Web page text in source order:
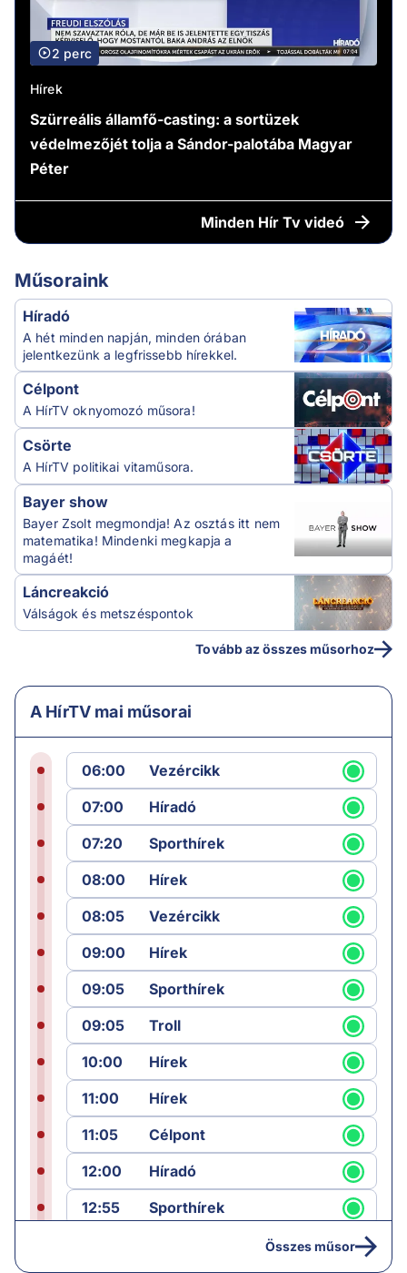
2 perc
Hírek
Szürreális államfő-casting: a sortüzek
védelmezőjét tolja a Sándor-palotába Magyar
Péter
Minden Hír Tv videó
Műsoraink
Híradó
A hét minden napján, minden órában
jelentkezünk a legfrissebb hírekkel.
Célpont
A HírTV oknyomozó műsora!
Csörte
A HírTV politikai vitaműsora.
Bayer show
Bayer Zsolt megmondja! Az osztás itt nem
matematika! Mindenki megkapja a
magáét!
Láncreakció
Válságok és metszéspontok
Tovább az összes műsorhoz
A HírTV mai műsorai
06:00
Vezércikk
07:00
Híradó
07:20
Sporthírek
08:00
Hírek
08:05
Vezércikk
09:00
Hírek
09:05
Sporthírek
09:05
Troll
10:00
Hírek
11:00
Hírek
11:05
Célpont
12:00
Híradó
12:55
Sporthírek
Összes műsor